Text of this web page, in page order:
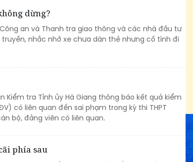
dừng?
an và Thanh tra giao thông và các nhà đầu tư
nhắc nhở xe chưa dán thẻ nhưng cố tình đi
Kiểm tra Tỉnh ủy Hà Giang thông báo kết quả kiểm
có liên quan đến sai phạm trong kỳ thi THPT
bộ, đảng viên có liên quan.
phía sau